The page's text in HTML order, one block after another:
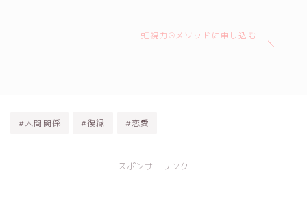
虹視力®メソッドに申し込む
#人間関係 #復縁 #恋愛
スポンサーリンク